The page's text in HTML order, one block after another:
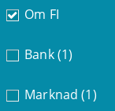
Om FI
Bank (1)
Marknad (1)